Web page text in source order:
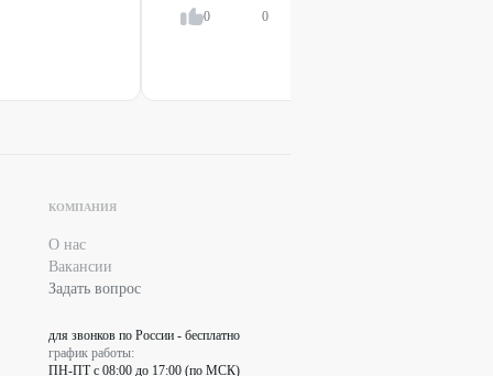
Лазерная эпиляция подмышечных
0 0
КОМПАНИЯ
О нас
Вакансии
Задать вопрос
для звонков по России - бесплатно
график работы:
ПН-ПТ с 08:00 до 17:00 (по МСК)